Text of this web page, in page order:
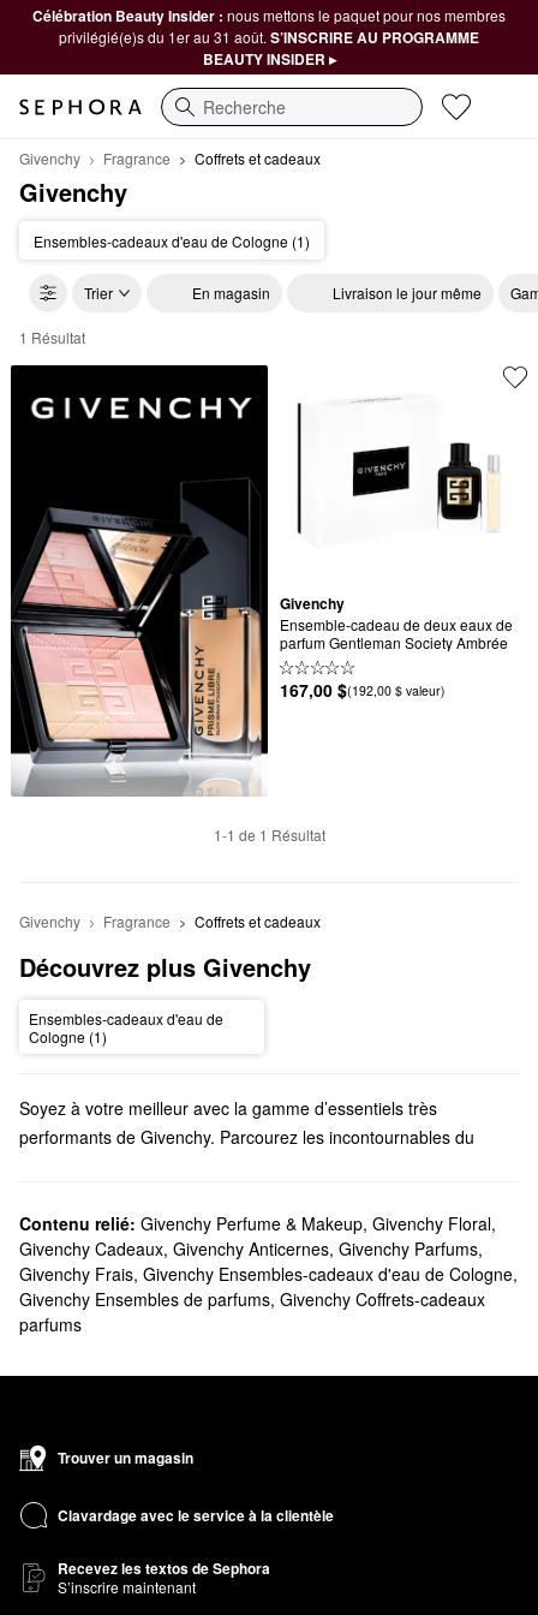
Célébration Beauty Insider : nous mettons le paquet pour nos membres
privilégié(e)s du 1er au 31 août. S’INSCRIRE AU PROGRAMME
BEAUTY INSIDER ▸
Recherche
Givenchy Fragrance Coffrets et cadeaux
Givenchy
Ensembles-cadeaux d'eau de Cologne (1)
Trier En magasin Livraison le jour même
Givenchy Coffrets et cadeaux
1 Résultat
Givenchy
Ensemble-cadeau de deux eaux de
parfum Gentleman Society Ambrée
167,00 $(192,00 $ valeur)
1-1 de 1 Résultat
Givenchy Fragrance Coffrets et cadeaux
Découvrez plus Givenchy
Ensembles-cadeaux d'eau de
Cologne (1)
Soyez à votre meilleur avec la gamme d’essentiels très
performants de Givenchy. Parcourez les incontournables du
Est-ce que Sephora offre des produits Givenchy?
Nous offrons de nombreux essentielsmaquillageGivenchy chez
Sephora. Obtenez un fini impeccable avec les fonds de teint, les
poudres et les anticernes de Givenchy ou accentuez vos lèvres
avec de superbes finis mats, des formules brillantes et plus
d’autres options que vous êtes sûre d’aimer.
Givenchy ?
fixatrice et de finition Prisme Libre
incontournable aide à maintenir le maquillage tout en minimisant
Contenu relié: Givenchy Perfume & Makeup, Givenchy Floral,
Givenchy Cadeaux, Givenchy Anticernes, Givenchy Parfums,
Givenchy Frais, Givenchy Ensembles-cadeaux d'eau de Cologne,
Givenchy Ensembles de parfums, Givenchy Coffrets-cadeaux
parfums
Trouver un magasin
Clavardage avec le service à la clientèle
Recevez les textos de Sephora
S’inscrire maintenant